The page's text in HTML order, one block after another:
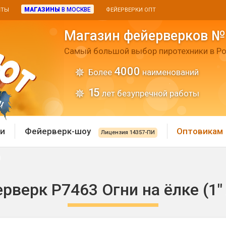
МАГАЗИНЫ В МОСКВЕ ФЕЙЕРВЕРКИ ОПТ
Магазин фейерверков
Самый большой выбор пиротехники в
Более 4000 наименований
15 лет безупречной работы
Хлопушки и
Фейерверк-шоу Лицензия 14357-ПИ Оптовикам
Р7463 Огни на ёлке (1"